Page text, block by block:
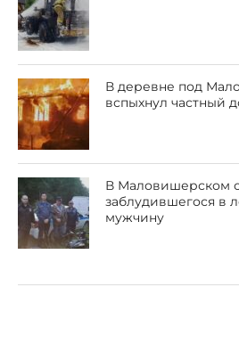
В деревне под
вспыхнул частный
В Маловишерском
заблудившегося в
мужчину